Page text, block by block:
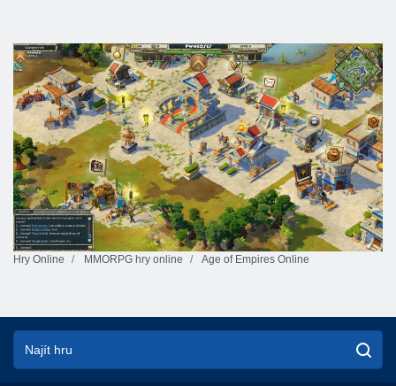
Hry Online MMORPG hry online Age of Empires Online